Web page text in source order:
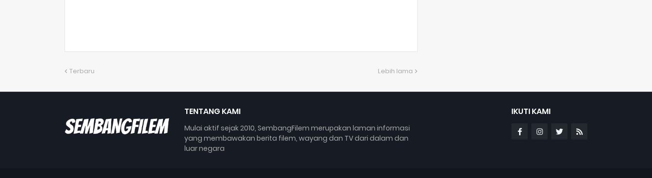
Terbaru Lebih lama
TENTANG KAMI
Mulai aktif sejak 2010, SembangFilem merupakan laman informasi
yang membawakan berita filem, wayang dan TV dari dalam dan
luar negara
IKUTI KAMI